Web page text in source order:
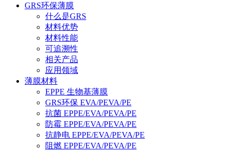
GRS环保薄膜
什么是GRS
材料优势
材料性能
可追溯性
相关产品
应用领域
薄膜材料
EPPE 生物基薄膜
GRS环保 EVA/PEVA/PE
抗菌 EPPE/EVA/PEVA/PE
防霉 EPPE/EVA/PEVA/PE
抗静电 EPPE/EVA/PEVA/PE
阻燃 EPPE/EVA/PEVA/PE